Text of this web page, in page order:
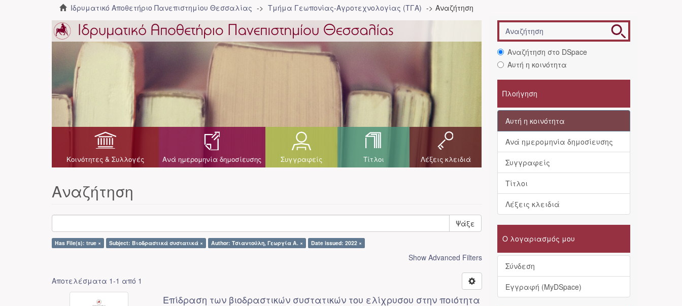
Ιδρυματικό Αποθετήριο Πανεπιστημίου Θεσσαλίας Τμήμα Γεωπονίας-Αγροτεχνολογίας (ΤΓΑ) Αναζήτηση
Κοινότητες & Συλλογές Ανά ημερομηνία δημοσίευσης Συγγραφείς Τίτλοι Λέξεις κλειδιά
Αναζήτηση
Ψάξε
Has File(s): true × Subject: Βιοδραστικά συστατικά × Author: Τσιαντούλη, Γεωργία Α. × Date issued: 2022 ×
Show Advanced Filters
Αποτελέσματα 1-1 από 1
Επίδραση των βιοδραστικών συστατικών του ελίχρυσου στην ποιότητα
Αναζήτηση στο DSpace
Αυτή η κοινότητα
Πλοήγηση
Αυτή η κοινότητα
Ανά ημερομηνία δημοσίευσης
Συγγραφείς
Τίτλοι
Λέξεις κλειδιά
Ο λογαριασμός μου
Σύνδεση
Εγγραφή (MyDSpace)